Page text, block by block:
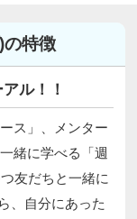
特徴
ル！！
ス」、メンター
緒に学べる「週
友だちと一緒に
、自分にあった